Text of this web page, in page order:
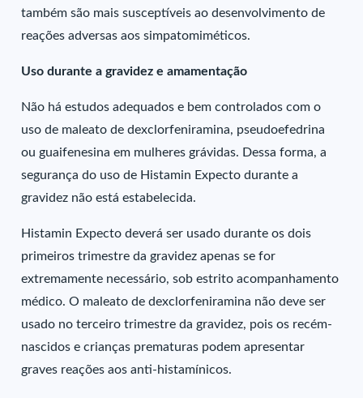
também são mais susceptíveis ao desenvolvimento de
reações adversas aos simpatomiméticos.
Uso durante a gravidez e amamentação
Não há estudos adequados e bem controlados com o
uso de maleato de dexclorfeniramina, pseudoefedrina
ou guaifenesina em mulheres grávidas. Dessa forma, a
segurança do uso de Histamin Expecto durante a
gravidez não está estabelecida.
Histamin Expecto deverá ser usado durante os dois
primeiros trimestre da gravidez apenas se for
extremamente necessário, sob estrito acompanhamento
médico. O maleato de dexclorfeniramina não deve ser
usado no terceiro trimestre da gravidez, pois os recém-
nascidos e crianças prematuras podem apresentar
graves reações aos anti-histamínicos.